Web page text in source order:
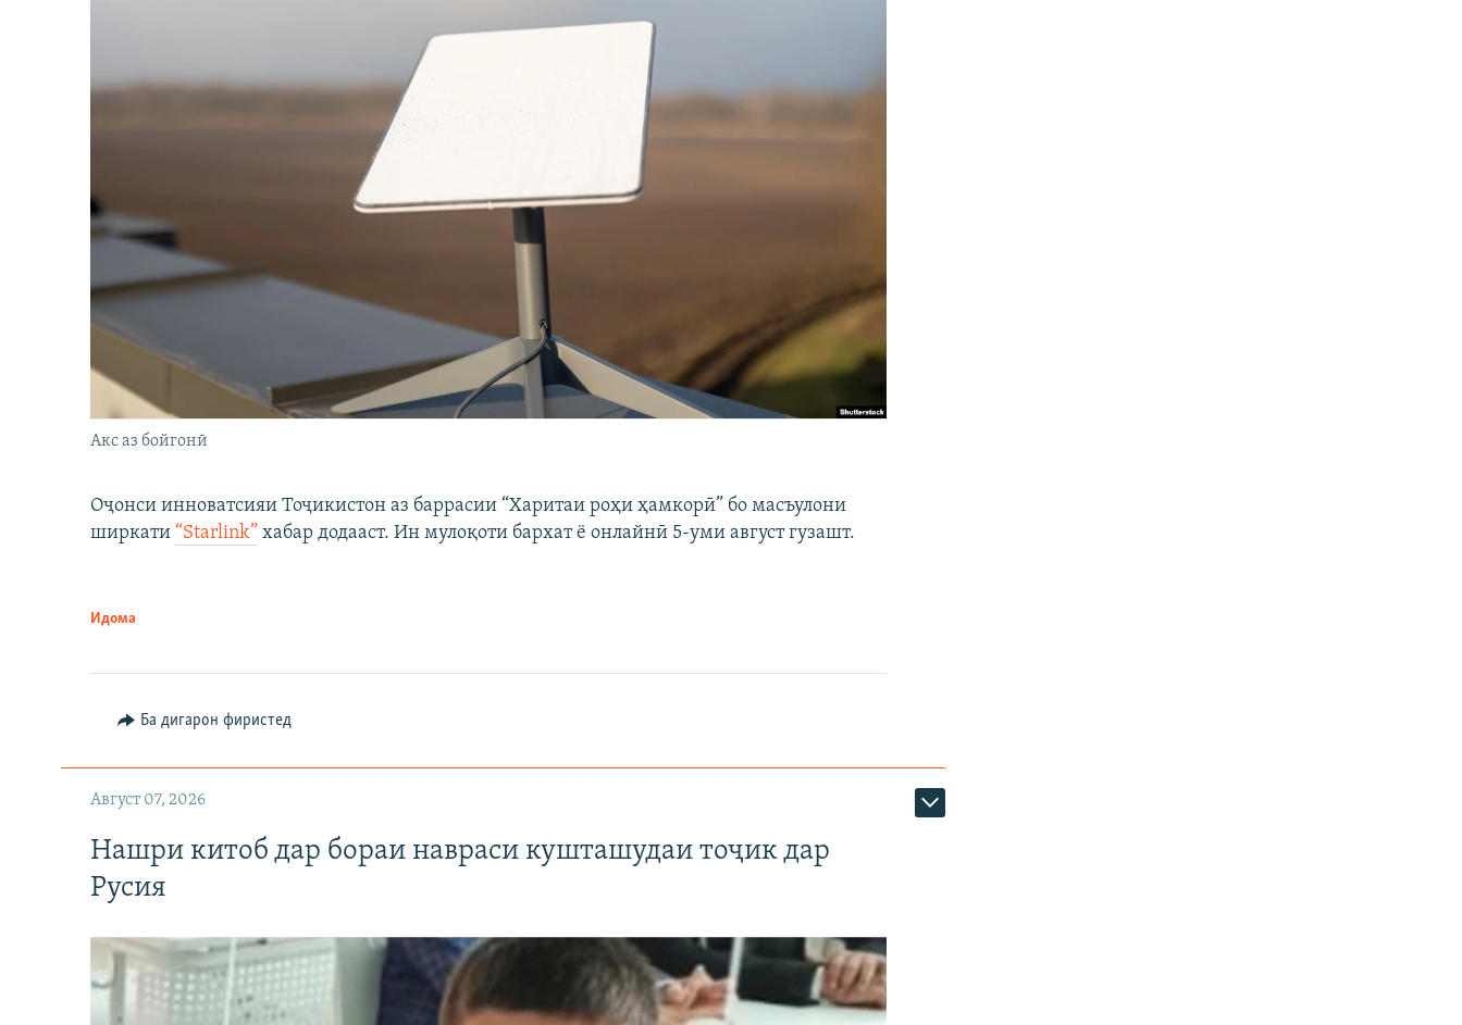
Акс аз бойгонӣ
Оҷонси инноватсияи Тоҷикистон аз баррасии “Харитаи роҳи ҳамкорӣ” бо масъулони
ширкати “Starlink” хабар додааст. Ин мулоқоти бархат ё онлайнӣ 5-уми август гузашт.
Идома
Ба дигарон фиристед
Август 07, 2026
Нашри китоб дар бораи навраси кушташудаи тоҷик дар
Русия